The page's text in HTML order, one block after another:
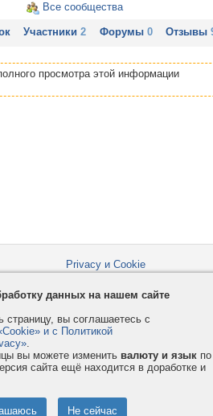
Все сообщества
Участники2 Форумы 0 Отзывы
просмотра этой информации
Privacy и Cookie
Форумы
данных на нашем сайте
страницу, вы соглашаетесь с
и с Политикой
.
вы можете изменить валюту и язык по
сайта ещё находится в доработке и